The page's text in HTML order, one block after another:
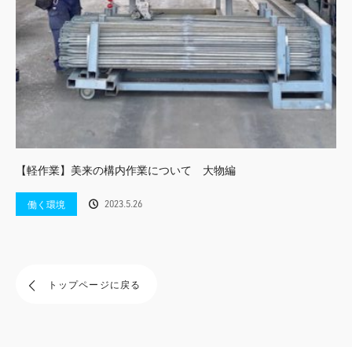
【軽作業】美来の構内作業について 大物編
働く環境 2023.5.26
トップページに戻る